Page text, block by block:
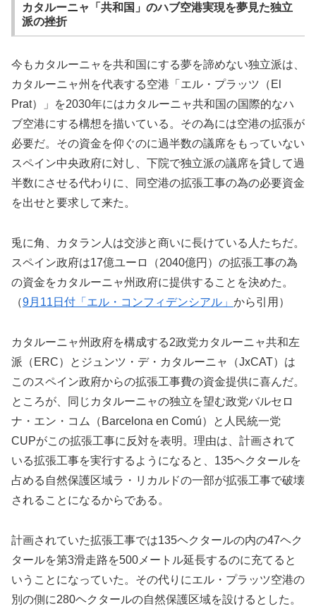
カタルーニャ「共和国」のハブ空港実現を夢見た独立
派の挫折
今もカタルーニャを共和国にする夢を諦めない独立派は、
カタルーニャ州を代表する空港「エル・プラッツ（El
Prat）」を2030年にはカタルーニャ共和国の国際的なハ
ブ空港にする構想を描いている。その為には空港の拡張が
必要だ。その資金を仰ぐのに過半数の議席をもっていない
スペイン中央政府に対し、下院で独立派の議席を貸して過
半数にさせる代わりに、同空港の拡張工事の為の必要資金
を出せと要求して来た。
兎に角、カタラン人は交渉と商いに長けている人たちだ。
スペイン政府は17億ユーロ（2040億円）の拡張工事の為
の資金をカタルーニャ州政府に提供することを決めた。
（9月11日付「エル・コンフィデンシアル」 から引用）
カタルーニャ州政府を構成する2政党カタルーニャ共和左
派（ERC）とジュンツ・デ・カタルーニャ（JxCAT）は
このスペイン政府からの拡張工事費の資金提供に喜んだ。
ところが、同じカタルーニャの独立を望む政党バルセロ
ナ・エン・コム（Barcelona en Comú）と人民統一党
CUPがこの拡張工事に反対を表明。理由は、計画されて
いる拡張工事を実行するようになると、135ヘクタールを
占める自然保護区域ラ・リカルドの一部が拡張工事で破壊
されることになるからである。
計画されていた拡張工事では135ヘクタールの内の47ヘク
タールを第3滑走路を500メートル延長するのに充てると
いうことになっていた。その代りにエル・プラッツ空港の
別の側に280ヘクタールの自然保護区域を設けるとした。